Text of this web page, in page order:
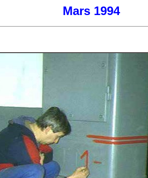
Mars 1994